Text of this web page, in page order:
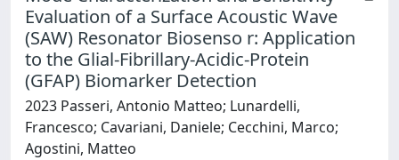
Evaluation of a Surface Acoustic Wave
(SAW) Resonator Biosenso r: Application
to the Glial-Fibrillary-Acidic-Protein
(GFAP) Biomarker Detection
2023 Passeri, Antonio Matteo; Lunardelli,
Francesco; Cavariani, Daniele; Cecchini, Marco;
Agostini, Matteo